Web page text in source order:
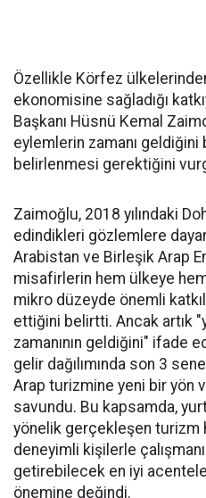
Özellikle Körfez
ekonomisine sağladığı
Başkanı Hüsnü Kemal
eylemlerin zamanı
belirlenmesi gerektiğini
Zaimoğlu, 2018 yılındaki
edindikleri gözlemlere
Arabistan ve Birleşik Arap
misafirlerin hem ülkeye
mikro düzeyde önemli
ettiğini belirtti. Ancak artık
zamanının geldiğini" ifade
gelir dağılımında son 3
Arap turizmine yeni bir yön
savundu. Bu kapsamda,
yönelik gerçekleşen
deneyimli kişilerle
getirebilecek en iyi
önemine değindi.